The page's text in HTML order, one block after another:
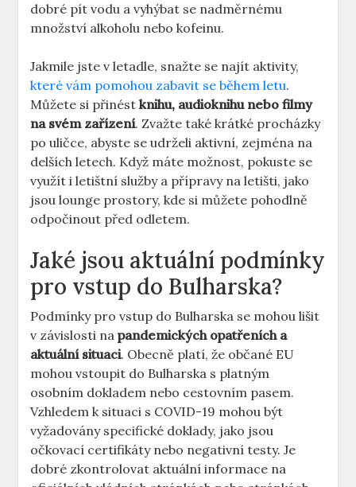
dobré pít vodu a vyhýbat se nadměrnému
množství alkoholu nebo kofeinu.
Jakmile jste v letadle, snažte se najít aktivity,
které vám pomohou zabavit se během letu.
Můžete si přinéstknihu, audioknihu nebo filmy
na svém zařízení. Zvažte také krátké procházky
po uličce, abyste se udrželi aktivní, zejména na
delších letech. Když máte možnost, pokuste se
využít i letištní služby a přípravy na letišti, jako
jsou lounge prostory, kde si můžete pohodlně
odpočinout před odletem.
Jaké jsou aktuální podmínky
pro vstup do Bulharska?
Podmínky pro vstup do Bulharska se mohou lišit
v závislosti napandemických opatřeních a
aktuální situaci. Obecně platí, že občané EU
mohou vstoupit do Bulharska s platným
osobním dokladem nebo cestovním pasem.
Vzhledem k situaci s COVID-19 mohou být
vyžadovány specifické doklady, jako jsou
očkovací certifikáty nebo negativní testy. Je
dobré zkontrolovat aktuální informace na